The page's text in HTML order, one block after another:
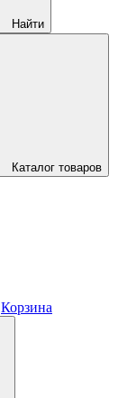
Найти
Каталог товаров
Корзина